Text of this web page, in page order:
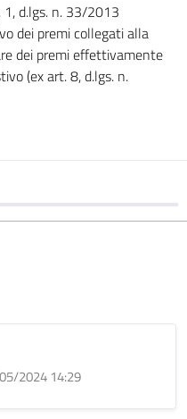
1, d.lgs. n. 33/2013
dei premi collegati alla
dei premi effettivamente
(ex art. 8, d.lgs. n.
2024 14:29